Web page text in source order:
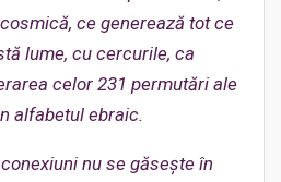
ce generează tot ce
lume, cu cercurile, ca
celor 231 permutări ale
alfabetul ebraic.
nu se găsește în